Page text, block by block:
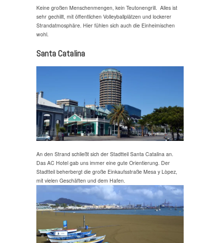
Keine großen Menschenmengen, kein Teutonengrill. Alles ist
sehr gechillt, mit öffentlichen Volleyballplätzen und lockerer
Strandatmosphäre. Hier fühlen sich auch die Einheimischen
wohl.
Santa Catalina
An den Strand schließt sich der Stadtteil Santa Catalina an.
Das AC Hotel gab uns immer eine gute Orientierung. Der
Stadtteil beherbergt die große Einkaufsstraße Mesa y Lòpez,
mit vielen Geschäften und dem Hafen.